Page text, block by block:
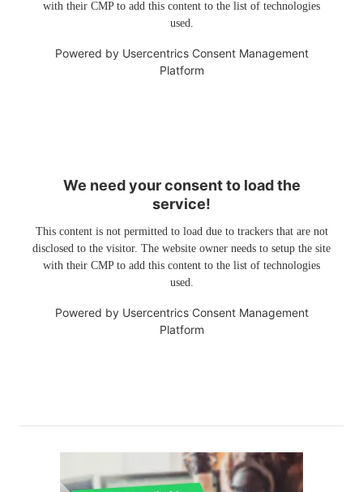
with their CMP to add this content to the list of technologies
used.
Powered by Usercentrics Consent Management
Platform
We need your consent to load the
service!
This content is not permitted to load due to trackers that are not
disclosed to the visitor. The website owner needs to setup the site
with their CMP to add this content to the list of technologies
used.
Powered by Usercentrics Consent Management
Platform